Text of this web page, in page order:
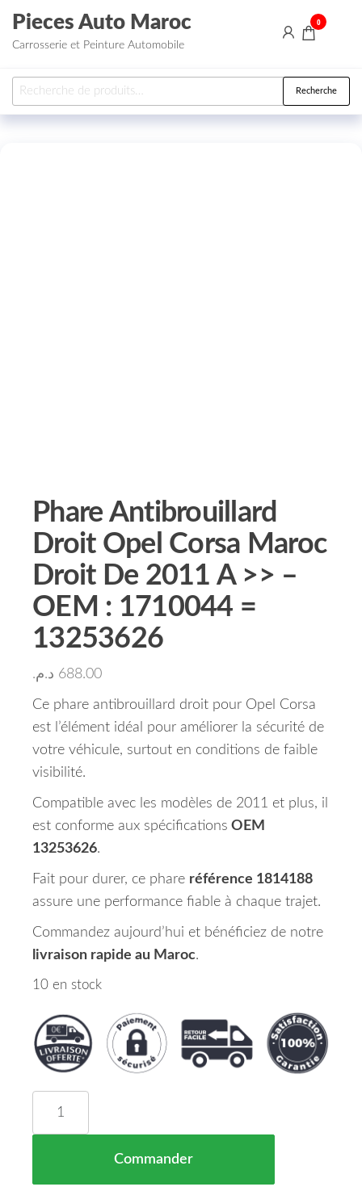
Aller au contenu
Pieces Auto Maroc
Carrosserie et Peinture Automobile
0
Recherche pour : Recherche
Phare Antibrouillard
Droit Opel Corsa Maroc
Droit De 2011 A >> –
OEM : 1710044 =
13253626
688.00 د.م.
Ce phare antibrouillard droit pour Opel Corsa
est l’élément idéal pour améliorer la sécurité de
votre véhicule, surtout en conditions de faible
visibilité.
Compatible avec les modèles de 2011 et plus, il
est conforme aux spécifications OEM
13253626.
Fait pour durer, ce phare référence 1814188
assure une performance fiable à chaque trajet.
Commandez aujourd’hui et bénéficiez de notre
livraison rapide au Maroc.
10 en stock
Commander